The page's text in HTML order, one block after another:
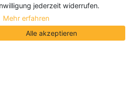
jederzeit widerrufen.
Mehr erfahren
Alle akzeptieren